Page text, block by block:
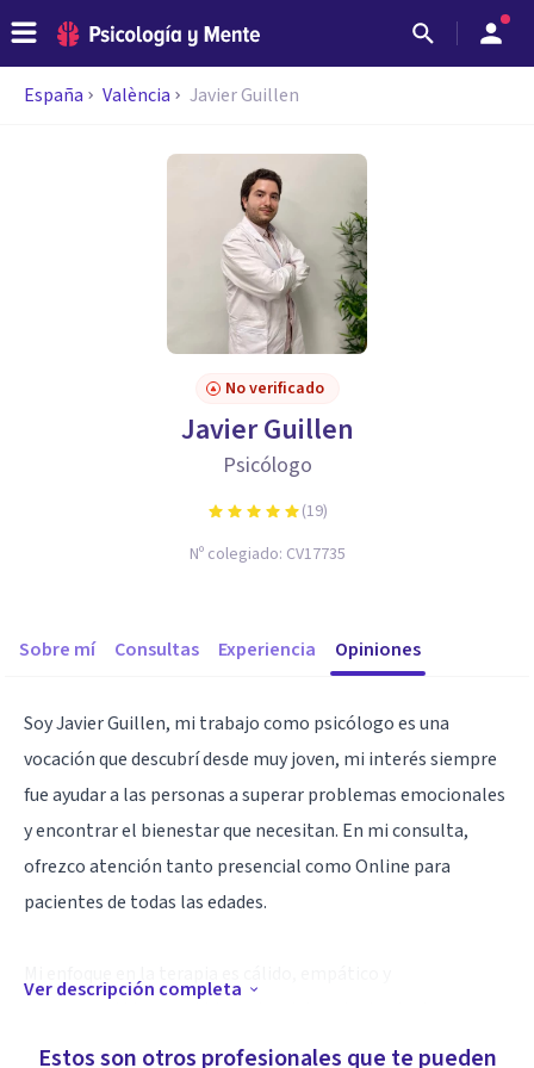
España València Javier Guillen
No verificado
Javier Guillen
Psicólogo
(19)
Nº colegiado: CV17735
Sobre mí Consultas Experiencia Opiniones
Soy Javier Guillen, mi trabajo como psicólogo es una
vocación que descubrí desde muy joven, mi interés siempre
fue ayudar a las personas a superar problemas emocionales
y encontrar el bienestar que necesitan. En mi consulta,
ofrezco atención tanto presencial como Online para
pacientes de todas las edades.
trabajamos de manera constante y dinámica, y el paciente
Ver descripción completa
Estos son otros profesionales que te pueden